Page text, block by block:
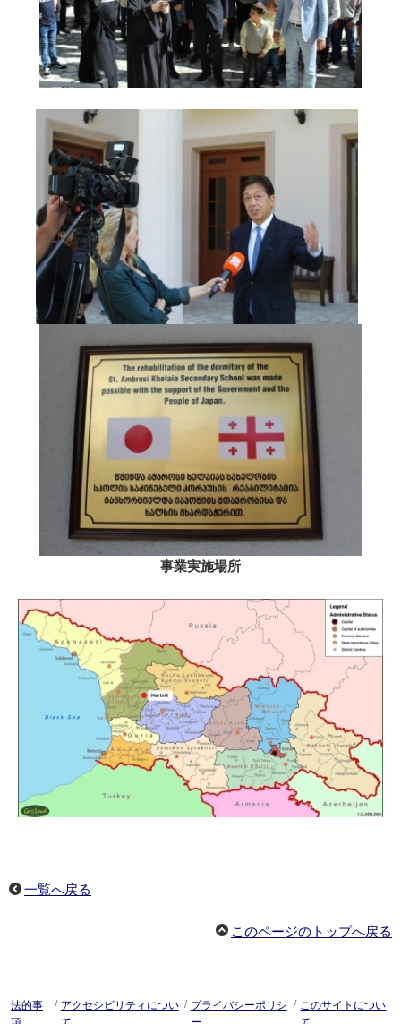
事業実施場所
一覧へ戻る
このページのトップへ戻る
法的事
/ アクセシビリティについ / プライバシーポリシ
/ このサイトについ